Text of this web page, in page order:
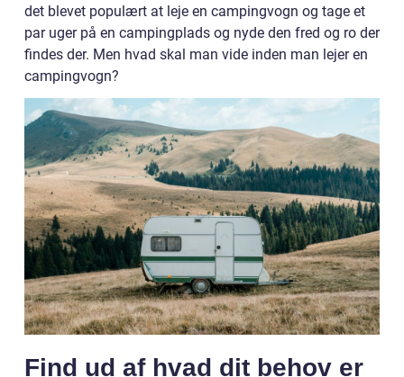
det blevet populært at leje en campingvogn og tage et
par uger på en campingplads og nyde den fred og ro der
findes der. Men hvad skal man vide inden man lejer en
campingvogn?
Find ud af hvad dit behov er